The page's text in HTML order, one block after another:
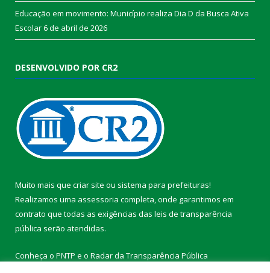
Educação em movimento: Município realiza Dia D da Busca Ativa
Escolar6 de abril de 2026
DESENVOLVIDO POR CR2
Muito mais que criar site ou sistema para prefeituras!
Realizamos uma assessoria completa, onde garantimos em
contrato que todas as exigências das leis de transparência
pública serão atendidas.
Conheça o PNTP e o Radar da Transparência Pública